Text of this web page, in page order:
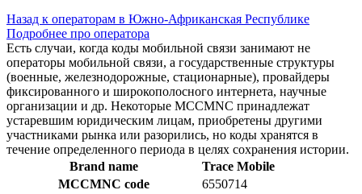
Назад к операторам в Южно-Африканская Республике
Подробнее про оператора
Есть случаи, когда коды мобильной связи занимают не
операторы мобильной связи, а государственные структуры
(военные, железнодорожные, стационарные), провайдеры
фиксированного и широкополосного интернета, научные
организации и др. Некоторые MCCMNC принадлежат
устаревшим юридическим лицам, приобретены другими
участниками рынка или разорились, но коды хранятся в
течение определенного периода в целях сохранения истории.
Brand name
Trace Mobile
MCCMNC code
6550714